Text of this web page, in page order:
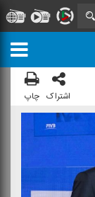
اشتراک چاپ